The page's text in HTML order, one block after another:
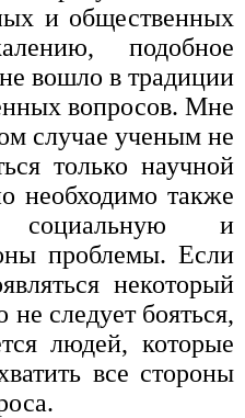
и общественных
подобное
вошло в традиции
вопросов. Мне
случае ученым не
только научной
необходимо также
социальную и
проблемы. Если
некоторый
не следует бояться,
людей, которые
все стороны